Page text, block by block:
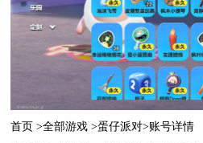
首页 >全部游戏 >蛋仔派对>账号详情